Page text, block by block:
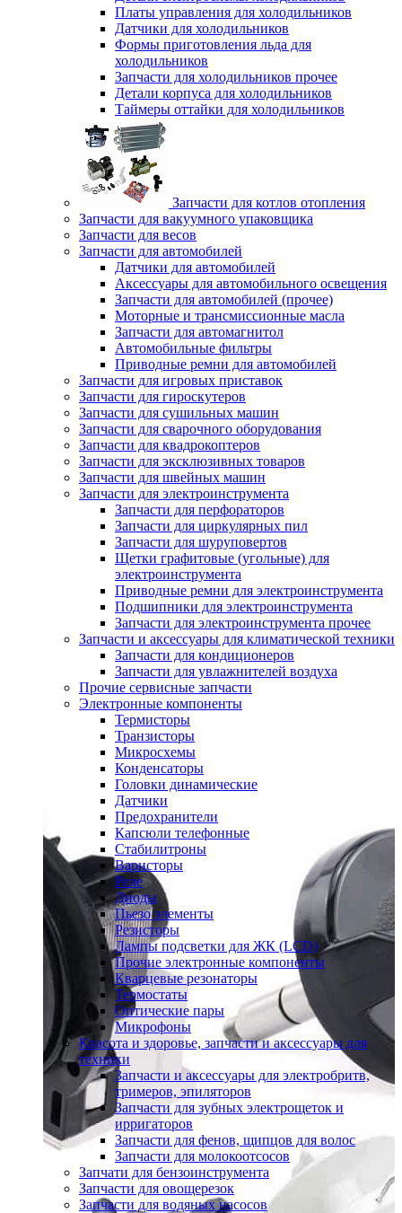
Платы управления для холодильников
Датчики для холодильников
Формы приготовления льда для
холодильников
Запчасти для холодильников прочее
Детали корпуса для холодильников
Таймеры оттайки для холодильников
Запчасти для котлов отопления
Запчасти для вакуумного упаковщика
Запчасти для весов
Запчасти для автомобилей
Датчики для автомобилей
Аксессуары для автомобильного освещения
Запчасти для автомобилей (прочее)
Моторные и трансмиссионные масла
Запчасти для автомагнитол
Автомобильные фильтры
Приводные ремни для автомобилей
Запчасти для игровых приставок
Запчасти для гироскутеров
Запчасти для сушильных машин
Запчасти для сварочного оборудования
Запчасти для квадрокоптеров
Запчасти для эксклюзивных товаров
Запчасти для швейных машин
Запчасти для электроинструмента
Запчасти для перфораторов
Запчасти для циркулярных пил
Запчасти для шуруповертов
Щетки графитовые (угольные) для
электроинструмента
Приводные ремни для электроинструмента
Подшипники для электроинструмента
Запчасти для электроинструмента прочее
Запчасти и аксессуары для климатической техники
Запчасти для кондиционеров
Запчасти для увлажнителей воздуха
Прочие сервисные запчасти
Электронные компоненты
Термисторы
Транзисторы
Микросхемы
Конденсаторы
Головки динамические
Датчики
Предохранители
Капсюли телефонные
Стабилитроны
Варисторы
Реле
Диоды
Пьезо элементы
Резисторы
Лампы подсветки для ЖК (LCD)
Прочие электронные компоненты
Кварцевые резонаторы
Термостаты
Оптические пары
Микрофоны
Красота и здоровье, запчасти и аксессуары для
техники
Запчасти и аксессуары для электробритв,
тримеров, эпиляторов
Запчасти для зубных электрощеток и
ирригаторов
Запчасти для фенов, щипцов для волос
Запчасти для молокоотсосов
Запчати для бензоинструмента
Запчасти для овощерезок
Запчасти для водяных насосов